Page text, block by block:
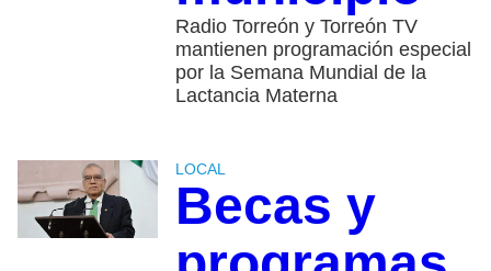
Radio Torreón y Torreón TV
mantienen programación especial
por la Semana Mundial de la
Lactancia Materna
LOCAL
Becas y